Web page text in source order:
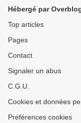
Hébergé par
Top articles
Pages
Contact
Signaler un abus
C.G.U.
Cookies et données
Préférences cookies